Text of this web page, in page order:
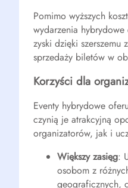
Pomimo wyższych
wydarzenia
zyski dzięki szerszemu
sprzedaży biletów w
Korzyści dla
Eventy hybrydowe
czynią je atrakcyjną
organizatorów, jak i
Większy zasięg:
osobom z
geograficznych,